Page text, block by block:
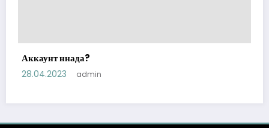
Аккаунт ннада?
28.04.2023 admin